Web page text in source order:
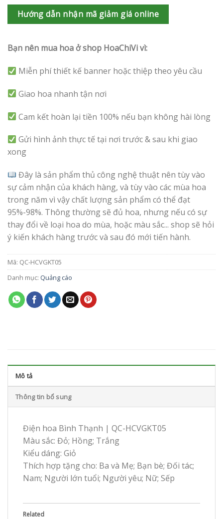
Hướng dẫn nhận mã giảm giá online
Bạn nên mua hoa ở shop HoaChiVi vì:
Miễn phí thiết kế banner hoặc thiệp theo yêu cầu
Giao hoa nhanh tận nơi
Cam kết hoàn lại tiền 100% nếu bạn không hài lòng
Gửi hình ảnh thực tế tại nơi trước & sau khi giao
xong
Đây là sản phẩm thủ công nghệ thuật nên tùy vào
sự cảm nhận của khách hàng, và tùy vào các mùa hoa
trong năm vì vậy chất lượng sản phẩm có thể đạt
95%-98%. Thông thường sẽ đủ hoa, nhưng nếu có sự
thay đổi về loại hoa do mùa, hoặc màu sắc... shop sẽ hỏi
ý kiến khách hàng trước và sau đó mới tiến hành.
Mã: QC-HCVGKT05
Danh mục: Quảng cáo
Mô tả
Thông tin bổ sung
Điện hoa Bình Thạnh | QC-HCVGKT05
Màu sắc: Đỏ; Hồng; Trắng
Kiểu dáng: Giỏ
Thích hợp tặng cho: Ba và Mẹ; Bạn bè; Đối tác;
Nam; Người lớn tuổi; Người yêu; Nữ; Sếp
Related